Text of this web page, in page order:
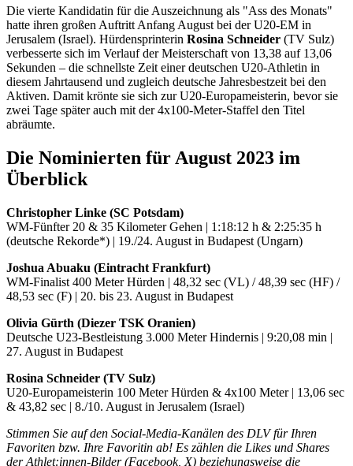
Die vierte Kandidatin für die Auszeichnung als "Ass des Monats"
hatte ihren großen Auftritt Anfang August bei der U20-EM in
Jerusalem (Israel). Hürdensprinterin Rosina Schneider (TV Sulz)
verbesserte sich im Verlauf der Meisterschaft von 13,38 auf 13,06
Sekunden – die schnellste Zeit einer deutschen U20-Athletin in
diesem Jahrtausend und zugleich deutsche Jahresbestzeit bei den
Aktiven. Damit krönte sie sich zur U20-Europameisterin, bevor sie
zwei Tage später auch mit der 4x100-Meter-Staffel den Titel
abräumte.
Die Nominierten für August 2023 im
Überblick
Christopher Linke (SC Potsdam)
WM-Fünfter 20 & 35 Kilometer Gehen | 1:18:12 h & 2:25:35 h
(deutsche Rekorde*) | 19./24. August in Budapest (Ungarn)
Joshua Abuaku (Eintracht Frankfurt)
WM-Finalist 400 Meter Hürden | 48,32 sec (VL) / 48,39 sec (HF) /
48,53 sec (F) | 20. bis 23. August in Budapest
Olivia Gürth (Diezer TSK Oranien)
Deutsche U23-Bestleistung 3.000 Meter Hindernis | 9:20,08 min |
27. August in Budapest
Rosina Schneider (TV Sulz)
U20-Europameisterin 100 Meter Hürden & 4x100 Meter | 13,06 sec
& 43,82 sec | 8./10. August in Jerusalem (Israel)
Stimmen Sie auf den Social-Media-Kanälen des DLV für Ihren
Favoriten bzw. Ihre Favoritin ab! Es zählen die Likes und Shares
der Athlet:innen-Bilder (Facebook, X) beziehungsweise die